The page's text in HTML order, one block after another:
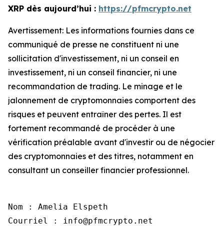
XRP dès aujourd’hui : https://pfmcrypto.net
Avertissement: Les informations fournies dans ce
communiqué de presse ne constituent ni une
sollicitation d'investissement, ni un conseil en
investissement, ni un conseil financier, ni une
recommandation de trading. Le minage et le
jalonnement de cryptomonnaies comportent des
risques et peuvent entraîner des pertes. Il est
fortement recommandé de procéder à une
vérification préalable avant d'investir ou de négocier
des cryptomonnaies et des titres, notamment en
consultant un conseiller financier professionnel.
Nom : Amelia Elspeth
Courriel : info@pfmcrypto.net